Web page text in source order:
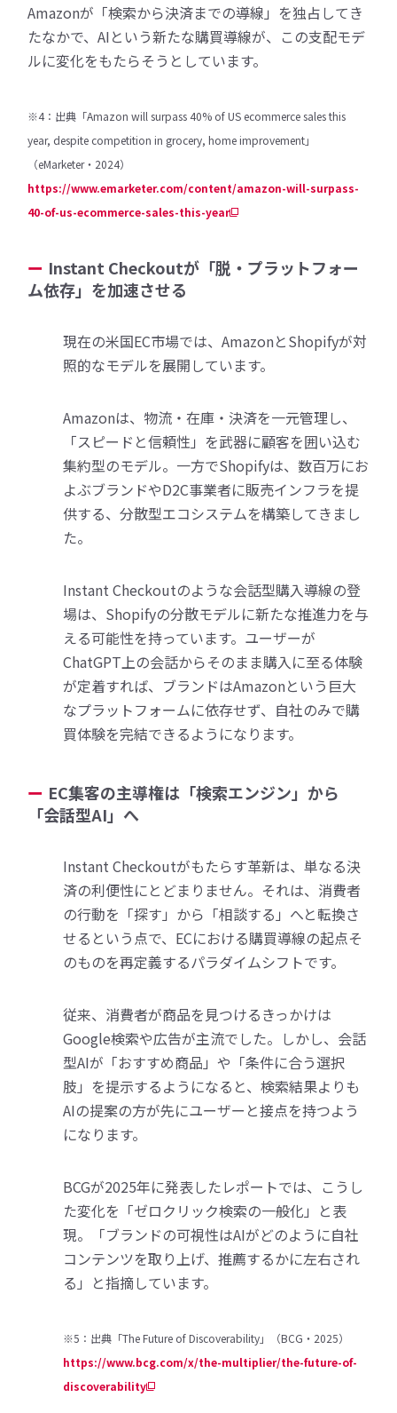
Amazonが「検索から決済までの導線」を独占してき
たなかで、AIという新たな購買導線が、この支配モデ
ルに変化をもたらそうとしています。
※4：出典「Amazon will surpass 40% of US ecommerce sales this
year, despite competition in grocery, home improvement」
（eMarketer・2024）
https://www.emarketer.com/content/amazon-will-surpass-
40-of-us-ecommerce-sales-this-year
Instant Checkoutが「脱・プラットフォー
ム依存」を加速させる
現在の米国EC市場では、AmazonとShopifyが対
照的なモデルを展開しています。
Amazonは、物流・在庫・決済を一元管理し、
「スピードと信頼性」を武器に顧客を囲い込む
集約型のモデル。一方でShopifyは、数百万にお
よぶブランドやD2C事業者に販売インフラを提
供する、分散型エコシステムを構築してきまし
た。
Instant Checkoutのような会話型購入導線の登
場は、Shopifyの分散モデルに新たな推進力を与
える可能性を持っています。ユーザーが
ChatGPT上の会話からそのまま購入に至る体験
が定着すれば、ブランドはAmazonという巨大
なプラットフォームに依存せず、自社のみで購
買体験を完結できるようになります。
EC集客の主導権は「検索エンジン」から
「会話型AI」へ
Instant Checkoutがもたらす革新は、単なる決
済の利便性にとどまりません。それは、消費者
の行動を「探す」から「相談する」へと転換さ
せるという点で、ECにおける購買導線の起点そ
のものを再定義するパラダイムシフトです。
従来、消費者が商品を見つけるきっかけは
Google検索や広告が主流でした。しかし、会話
型AIが「おすすめ商品」や「条件に合う選択
肢」を提示するようになると、検索結果よりも
AIの提案の方が先にユーザーと接点を持つよう
になります。
BCGが2025年に発表したレポートでは、こうし
た変化を「ゼロクリック検索の一般化」と表
現。「ブランドの可視性はAIがどのように自社
コンテンツを取り上げ、推薦するかに左右され
る」と指摘しています。
※5：出典「The Future of Discoverability」（BCG・2025）
https://www.bcg.com/x/the-multiplier/the-future-of-
discoverability